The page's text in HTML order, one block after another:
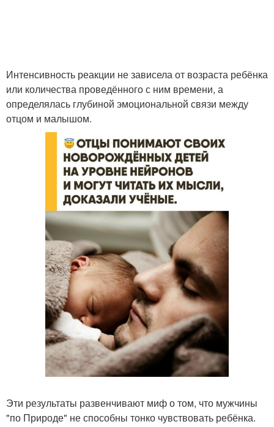
Интенсивность реакции не зависела от возраста ребёнка
или количества проведённого с ним времени, а
определялась глубиной эмоциональной связи между
отцом и малышом.
Эти результаты развенчивают миф о том, что мужчины
"по Природе" не способны тонко чувствовать ребёнка.